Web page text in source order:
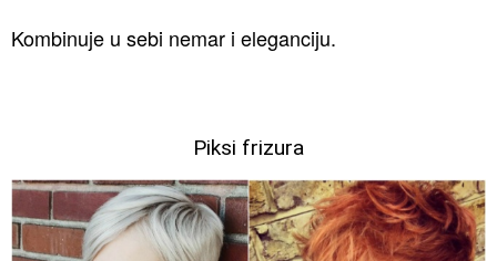
Kombinuje u sebi nemar i eleganciju.
Piksi frizura